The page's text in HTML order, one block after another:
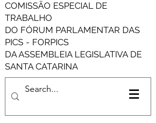
COMISSÃO ESPECIAL DE
TRABALHO
DO FÓRUM PARLAMENTAR DAS
PICS - FORPICS
DA ASSEMBLEIA LEGISLATIVA DE
SANTA CATARINA